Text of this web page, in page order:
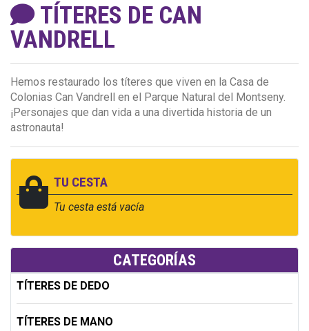
TÍTERES DE CAN
VANDRELL
Hemos restaurado los títeres que viven en la Casa de
Colonias Can Vandrell en el Parque Natural del Montseny.
¡Personajes que dan vida a una divertida historia de un
astronauta!
TU CESTA
Tu cesta está vacía
CATEGORÍAS
TÍTERES DE DEDO
TÍTERES DE MANO